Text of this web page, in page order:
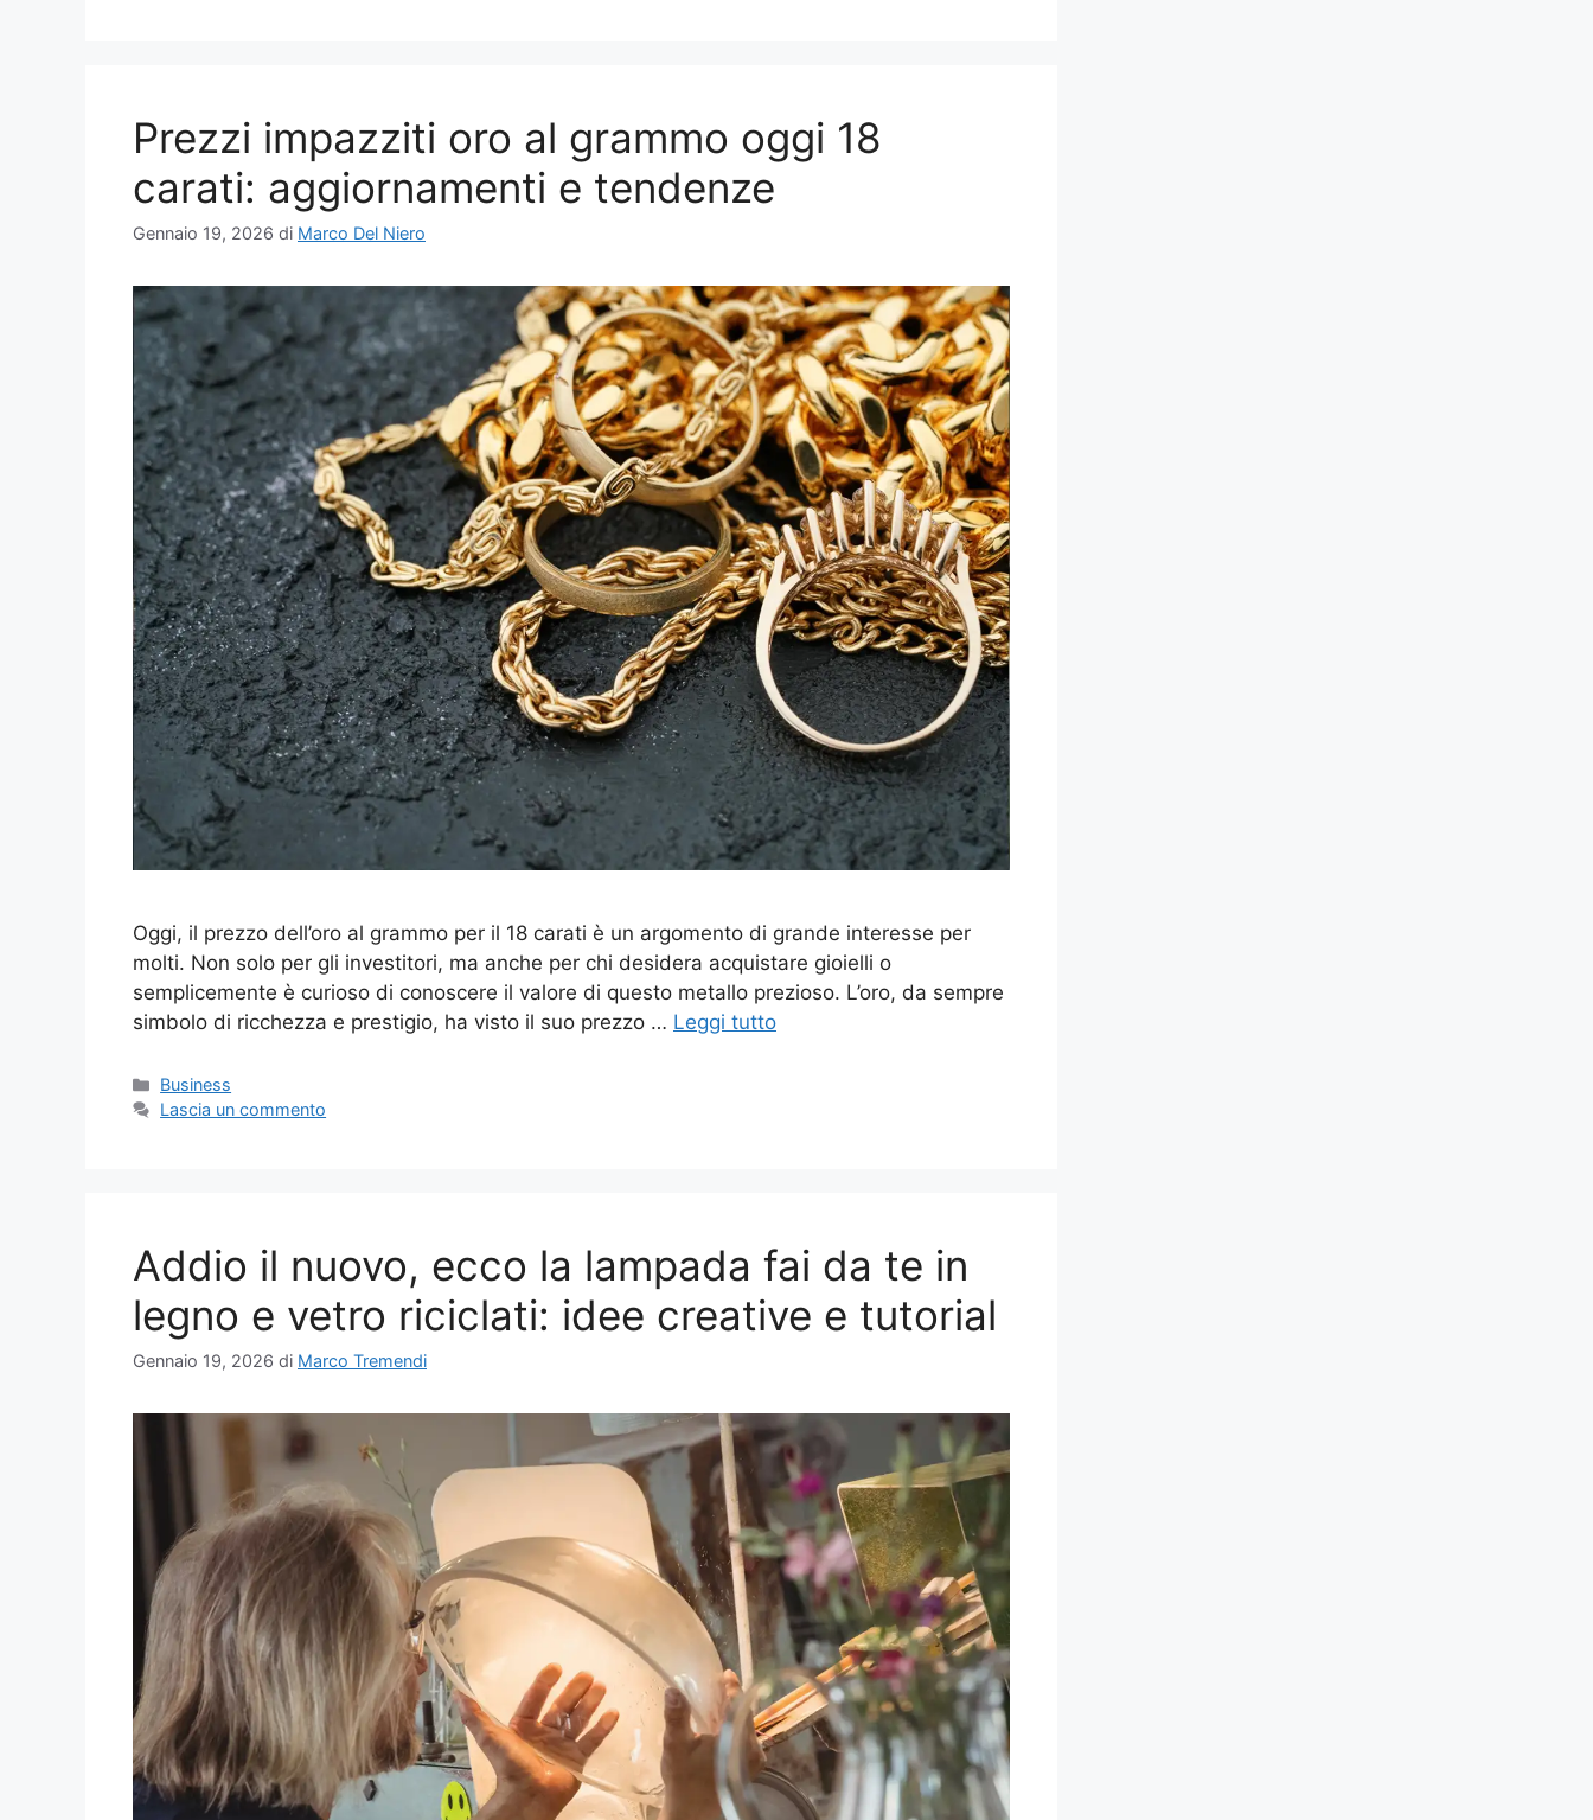
Prezzi impazziti oro al grammo oggi 18
carati: aggiornamenti e tendenze
Gennaio 19, 2026 di Marco Del Niero
Oggi, il prezzo dell’oro al grammo per il 18 carati è un argomento di grande interesse per
molti. Non solo per gli investitori, ma anche per chi desidera acquistare gioielli o
semplicemente è curioso di conoscere il valore di questo metallo prezioso. L’oro, da sempre
simbolo di ricchezza e prestigio, ha visto il suo prezzo … Leggi tutto
Categorie
Business
Lascia un commento
Addio il nuovo, ecco la lampada fai da te in
legno e vetro riciclati: idee creative e tutorial
Gennaio 19, 2026 di Marco Tremendi